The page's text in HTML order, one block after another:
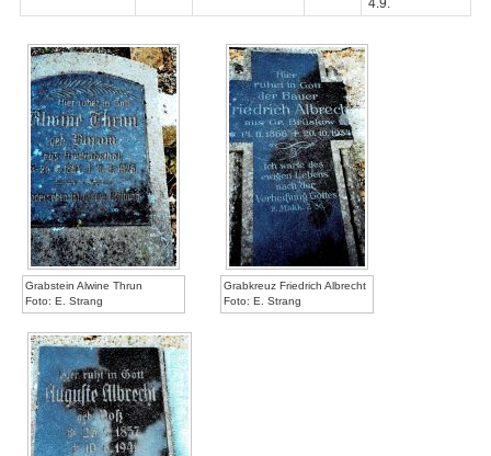
4.9.
Grabstein Alwine Thrun
Foto: E. Strang
Grabkreuz Friedrich Albrecht
Foto: E. Strang